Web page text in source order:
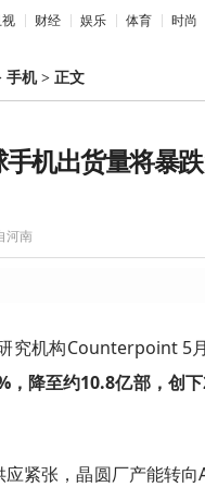
视 财经 娱乐 体育 时尚
手机> 正文
手机出货量将暴
河南
究机构Counterpoint 5
降至约10.8亿部，创
紧张，晶圆厂产能转